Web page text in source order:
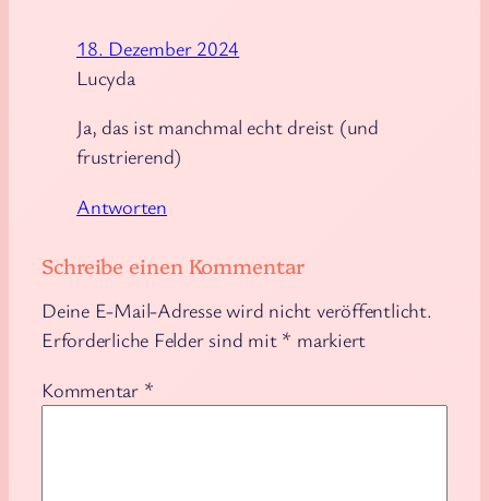
18. Dezember 2024
Lucyda
Ja, das ist manchmal echt dreist (und
frustrierend)
Antworten
Schreibe einen Kommentar
Deine E-Mail-Adresse wird nicht veröffentlicht.
Erforderliche Felder sind mit * markiert
Kommentar *